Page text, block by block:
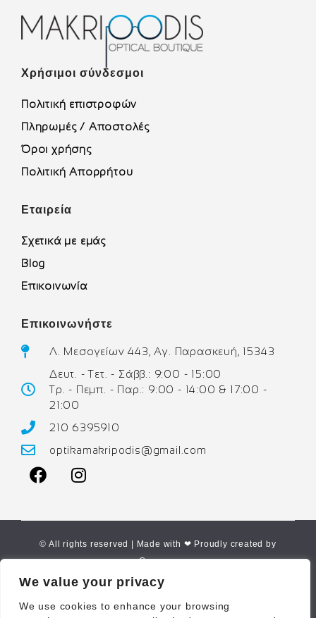
We value your privacy
We use cookies to enhance your browsing
Χρήσιμοι σύνδεσμοι
Πολιτική επιστροφών
Πληρωμές / Αποστολές
Όροι χρήσης
Πολιτική Απορρήτου
Εταιρεία
Σχετικά με εμάς
Blog
Επικοινωνία
Επικοινωνήστε
Λ. Μεσογείων 443, Αγ. Παρασκευή, 15343
Δευτ. - Τετ. - Σάββ.: 9:00 - 15:00
Τρ. - Πεμπ. - Παρ.: 9:00 - 14:00 & 17:00 -
21:00
210 6395910
optikamakripodis@gmail.com
© All rights reserved | Made with ❤ Proudly created by
Corne.gr